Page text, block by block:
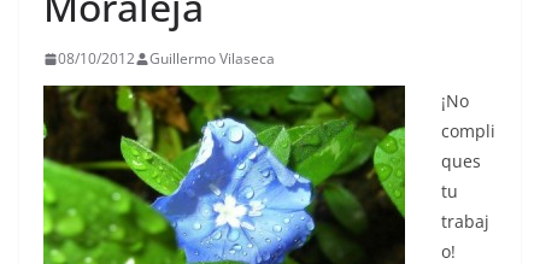
08/10/2012 Guillermo Vilaseca
¡No
compli
ques
tu
trabaj
o!